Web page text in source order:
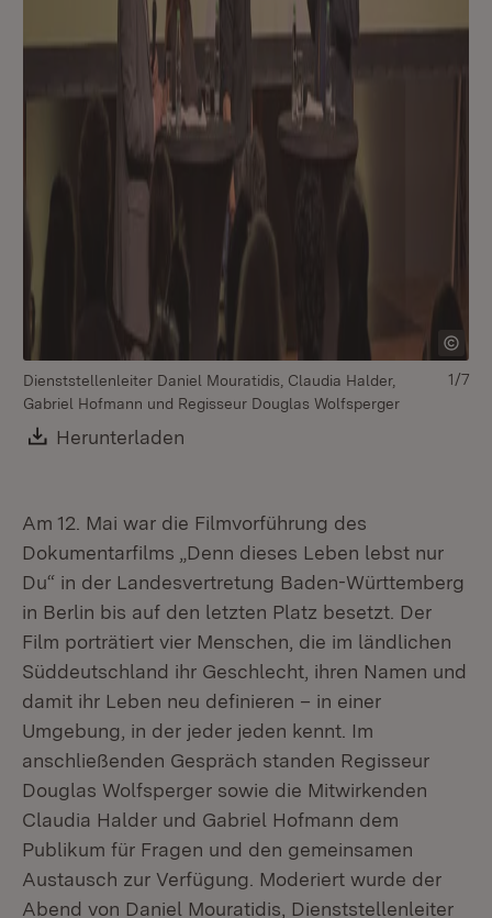
Dienststellenleiter Daniel Mouratidis, Claudia Halder,
Gabriel Hofmann und Regisseur Douglas Wolfsperger
Download:
Herunterladen
1/7
Am 12. Mai war die Filmvorführung des
Dokumentarfilms „Denn dieses Leben lebst nur
Du“ in der Landesvertretung Baden-Württemberg
in Berlin bis auf den letzten Platz besetzt. Der
Film porträtiert vier Menschen, die im ländlichen
Süddeutschland ihr Geschlecht, ihren Namen und
damit ihr Leben neu definieren – in einer
Umgebung, in der jeder jeden kennt. Im
anschließenden Gespräch standen Regisseur
Douglas Wolfsperger sowie die Mitwirkenden
Claudia Halder und Gabriel Hofmann dem
Publikum für Fragen und den gemeinsamen
Austausch zur Verfügung. Moderiert wurde der
Abend von Daniel Mouratidis, Dienststellenleiter